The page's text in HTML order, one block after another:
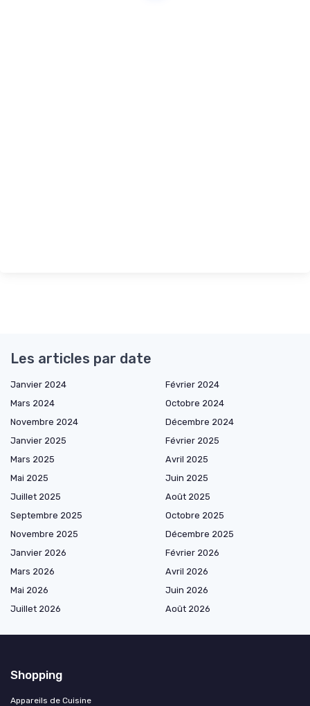
Les articles par date
Janvier 2024
Février 2024
Mars 2024
Octobre 2024
Novembre 2024
Décembre 2024
Janvier 2025
Février 2025
Mars 2025
Avril 2025
Mai 2025
Juin 2025
Juillet 2025
Août 2025
Septembre 2025
Octobre 2025
Novembre 2025
Décembre 2025
Janvier 2026
Février 2026
Mars 2026
Avril 2026
Mai 2026
Juin 2026
Juillet 2026
Août 2026
Shopping
Appareils de Cuisine